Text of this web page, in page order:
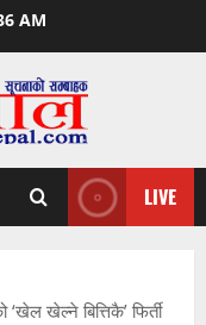
AM
LIVE
खेल्ने बित्तिकै’ फिर्ती